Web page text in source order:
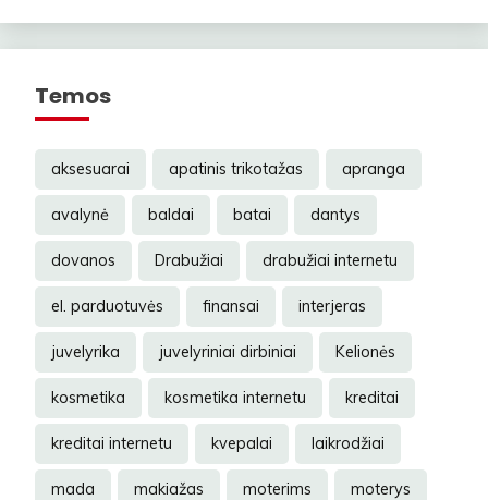
Temos
aksesuarai apatinis trikotažas apranga
avalynė baldai batai dantys
dovanos Drabužiai drabužiai internetu
el. parduotuvės finansai interjeras
juvelyrika juvelyriniai dirbiniai Kelionės
kosmetika kosmetika internetu kreditai
kreditai internetu kvepalai laikrodžiai
mada makiažas moterims moterys